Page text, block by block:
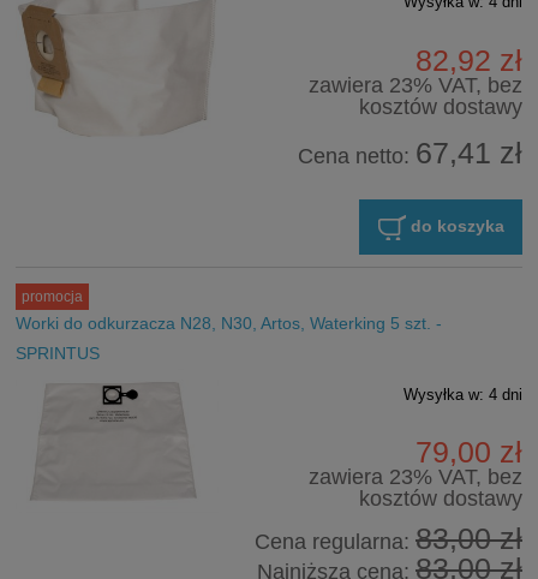
82,92 zł
zawiera 23% VAT, bez
kosztów dostawy
Cena netto: 67,41 zł
do koszyka
Worki do odkurzacza N28, N30, Artos, Waterking 5 szt. -
SPRINTUS
Wysyłka w: 4 dni
79,00 zł
zawiera 23% VAT, bez
kosztów dostawy
Cena regularna: 83,00 zł
Najniższa cena: 83,00 zł
promocja